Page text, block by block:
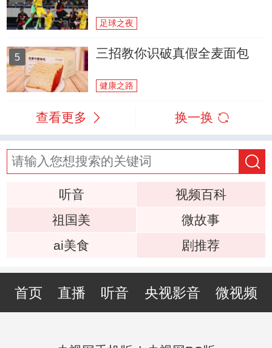
足球之夜
5 三招教你识破真假全麦面包
健康之路
查看更多 换一换
听音
视频百科
祖国美
微故事
ai美食
剧推荐
首页 直播 听音 央视影音 微视频